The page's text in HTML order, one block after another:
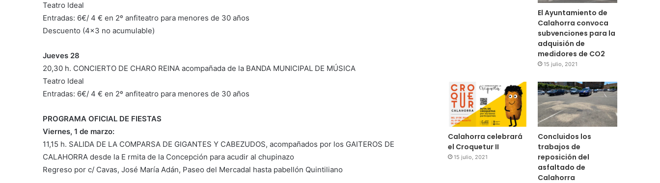
Teatro Ideal
Entradas: 6€/ 4 € en 2º anfiteatro para menores de 30 años
Descuento (4×3 no acumulable)
Jueves 28
20,30 h. CONCIERTO DE CHARO REINA acompañada de la BANDA MUNICIPAL DE MÚSICA
Teatro Ideal
Entradas: 6€/ 4 € en 2º anfiteatro para menores de 30 años
PROGRAMA OFICIAL DE FIESTAS
Viernes, 1 de marzo:
11,15 h. SALIDA DE LA COMPARSA DE GIGANTES Y CABEZUDOS, acompañados por los GAITEROS DE
CALAHORRA desde la E rmita de la Concepción para acudir al chupinazo
Regreso por c/ Cavas, José María Adán, Paseo del Mercadal hasta pabellón Quintiliano
El Ayuntamiento de
Calahorra convoca
subvenciones para la
adquisión de
medidores de CO2
15 julio, 2021
Calahorra celebrará
el Croquetur II
15 julio, 2021
Concluidos los
trabajos de
reposición del
asfaltado de
Calahorra